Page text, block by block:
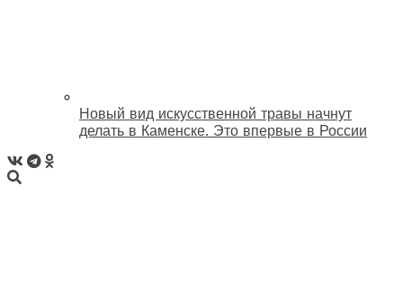
Новый вид искусственной травы начнут
делать в Каменске. Это впервые в России